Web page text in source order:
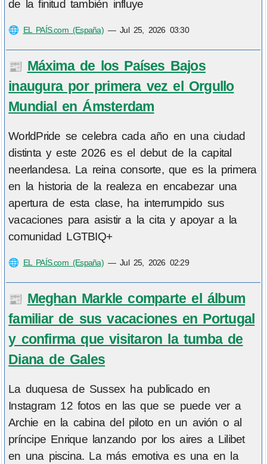
de la finitud también influye
🌐 EL PAÍS.com (España)—Jul 25, 2026 03:30
📰 Máxima de los Países Bajos
inaugura por primera vez el Orgullo
Mundial en Ámsterdam
WorldPride se celebra cada año en una ciudad
distinta y este 2026 es el debut de la capital
neerlandesa. La reina consorte, que es la primera
en la historia de la realeza en encabezar una
apertura de esta clase, ha interrumpido sus
vacaciones para asistir a la cita y apoyar a la
comunidad LGTBIQ+
🌐 EL PAÍS.com (España)—Jul 25, 2026 02:29
📰 Meghan Markle comparte el álbum
familiar de sus vacaciones en Portugal
y confirma que visitaron la tumba de
Diana de Gales
La duquesa de Sussex ha publicado en
Instagram 12 fotos en las que se puede ver a
Archie en la cabina del piloto en un avión o al
príncipe Enrique lanzando por los aires a Lilibet
en una piscina. La más emotiva es una en la